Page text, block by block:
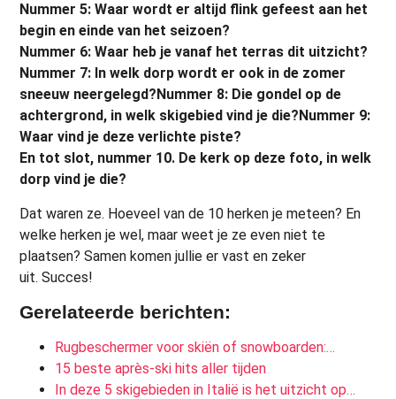
Nummer 5: Waar wordt er altijd flink gefeest aan het
begin en einde van het seizoen?
Nummer 6: Waar heb je vanaf het terras dit uitzicht?
Nummer 7: In welk dorp wordt er ook in de zomer
sneeuw neergelegd? Nummer 8: Die gondel op de
achtergrond, in welk skigebied vind je die? Nummer 9:
Waar vind je deze verlichte piste?
En tot slot, nummer 10. De kerk op deze foto, in welk
dorp vind je die?
Dat waren ze. Hoeveel van de 10 herken je meteen? En
welke herken je wel, maar weet je ze even niet te
plaatsen? Samen komen jullie er vast en zeker
uit. Succes!
Gerelateerde berichten:
Rugbeschermer voor skiën of snowboarden:…
15 beste après-ski hits aller tijden
In deze 5 skigebieden in Italië is het uitzicht op…